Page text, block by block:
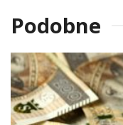
Podobne